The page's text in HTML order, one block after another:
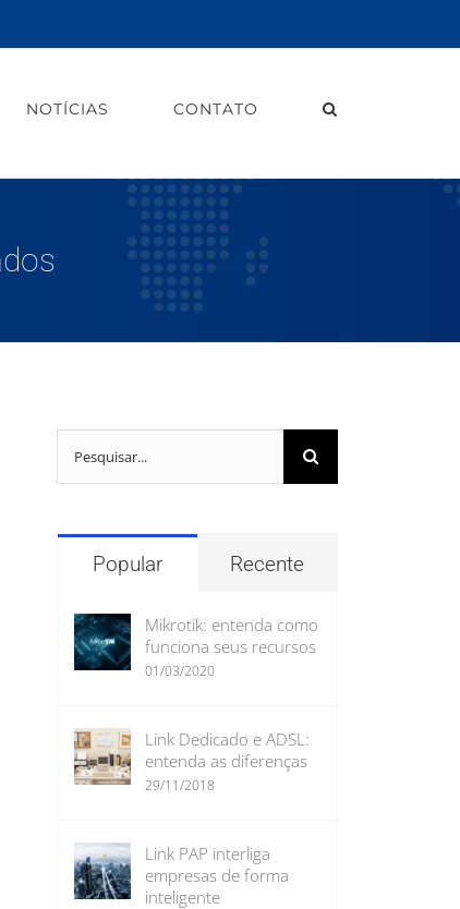
NOTÍCIAS CONTATO
Popular Recente
Mikrotik: entenda como
funciona seus recursos
01/03/2020
Link Dedicado e ADSL:
entenda as diferenças
29/11/2018
Link PAP interliga
empresas de forma
inteligente